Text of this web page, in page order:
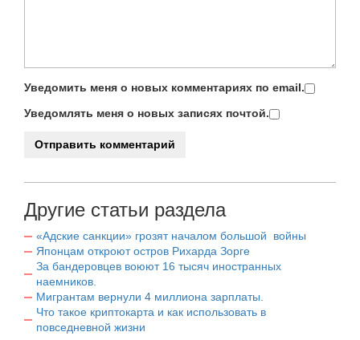
Уведомить меня о новых комментариях по email.
Уведомлять меня о новых записях почтой.
Другие статьи раздела
«Адские санкции» грозят началом большой войны
Японцам откроют остров Рихарда Зорге
За бандеровцев воюют 16 тысяч иностранных
наемников.
Мигрантам вернули 4 миллиона зарплаты.
Что такое криптокарта и как использовать в
повседневной жизни